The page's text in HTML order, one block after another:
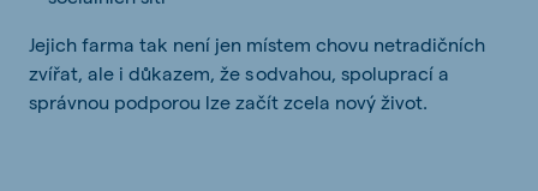
Jejich farma tak není jen místem chovu netradičních
zvířat, ale i důkazem, že s odvahou, spoluprací a
správnou podporou lze začít zcela nový život.